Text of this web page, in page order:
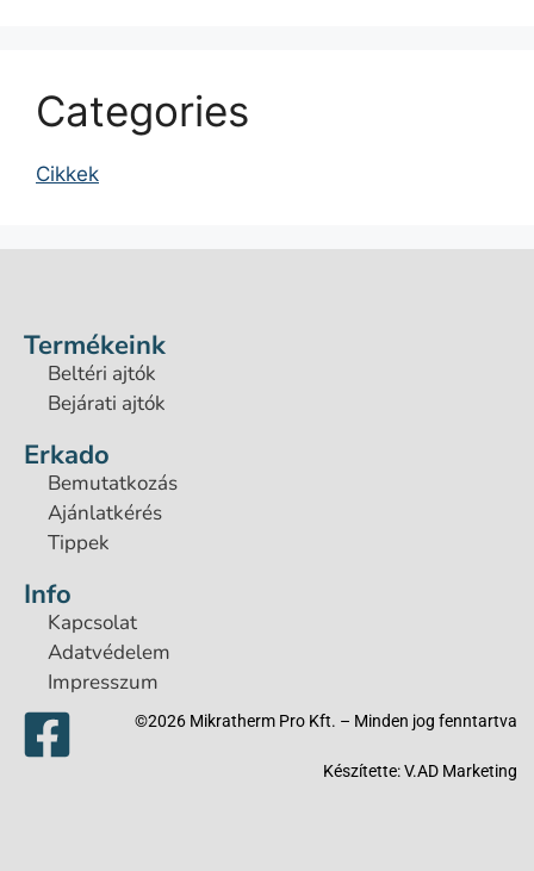
Categories
Cikkek
Termékeink
Beltéri ajtók
Bejárati ajtók
Erkado
Bemutatkozás
Ajánlatkérés
Tippek
Info
Kapcsolat
Adatvédelem
Impresszum
©2026 Mikratherm Pro Kft. – Minden jog fenntartva​
Készítette:V.AD Marketing